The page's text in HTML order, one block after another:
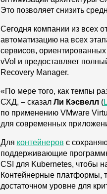
Это позволяет снизить
Сегодня компании из всех
автоматизацию на всех
сервисов,
vVol и предоставляет
Recovery Manager.
«По мере того, как темпы
СХД, – сказал Ли Кэсвелл (
по применению VMware
для современных
Для контейнеров с
поддерживающие
CSI для Kubernetes, чтобы
Контейнерные платформы,
достаточном уровне для